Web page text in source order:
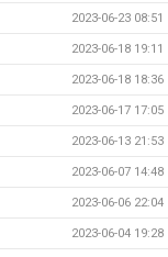
2023-06-23 08:51
2023-06-18 19:11
2023-06-18 18:36
2023-06-17 17:05
2023-06-13 21:53
2023-06-07 14:48
2023-06-06 22:04
2023-06-04 19:28